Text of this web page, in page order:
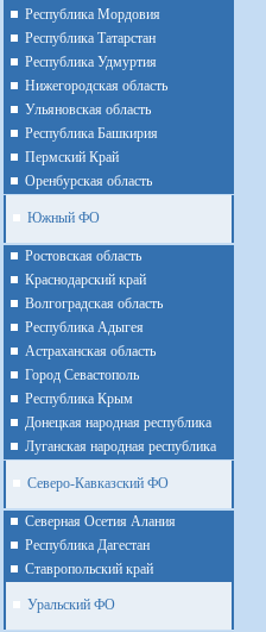
Республика Мордовия
Республика Татарстан
Республика Удмуртия
Нижегородская область
Ульяновская область
Республика Башкирия
Пермский Край
Оренбурская область
Южный ФО
Ростовская область
Краснодарский край
Волгоградская область
Республика Адыгея
Астраханская область
Город Севастополь
Республика Крым
Донецкая народная республика
Луганская народная республика
Северо-Кавказский ФО
Северная Осетия Алания
Республика Дагестан
Ставропольский край
Уральский ФО